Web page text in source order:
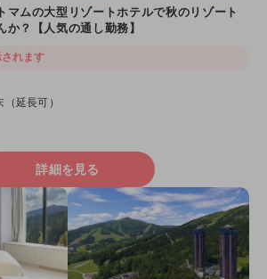
マムの大型リゾートホテルで秋のリゾート
？【人気の通し勤務】
れます
延長可）
詳細を見る